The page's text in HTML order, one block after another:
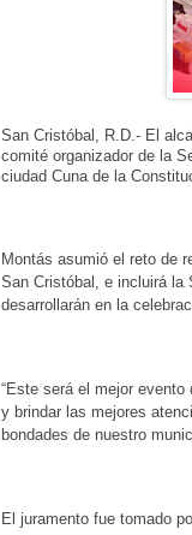
San Cristóbal, R.D.- El
comité organizador de la
ciudad Cuna de la
Montás asumió el reto de
San Cristóbal, e incluirá la
desarrollarán en la
“Este será el mejor
y brindar las mejores
bondades de nuestro
El juramento fue tomado